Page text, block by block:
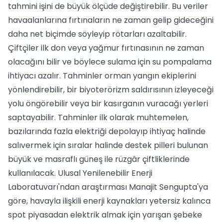
tahmini işini de büyük ölçüde değiştirebilir. Bu veriler
havaalanlarına fırtınaların ne zaman gelip gideceğini
daha net biçimde söyleyip rötarları azaltabilir.
Çiftçiler ilk don veya yağmur fırtınasının ne zaman
olacağını bilir ve böylece sulama için su pompalama
ihtiyacı azalır. Tahminler orman yangın ekiplerini
yönlendirebilir, bir biyoterörizm saldırısının izleyeceği
yolu öngörebilir veya bir kasırganın vuracağı yerleri
saptayabilir. Tahminler ilk olarak muhtemelen,
bazılarında fazla elektriği depolayıp ihtiyaç halinde
salıvermek için sıralar halinde destek pilleri bulunan
büyük ve masraflı güneş ile rüzgâr çiftliklerinde
kullanılacak. Ulusal Yenilenebilir Enerji
Laboratuvarı'ndan araştırması Manajit Sengupta'ya
göre, havayla ilişkili enerji kaynakları yetersiz kalınca
spot piyasadan elektrik almak için yarışan şebeke